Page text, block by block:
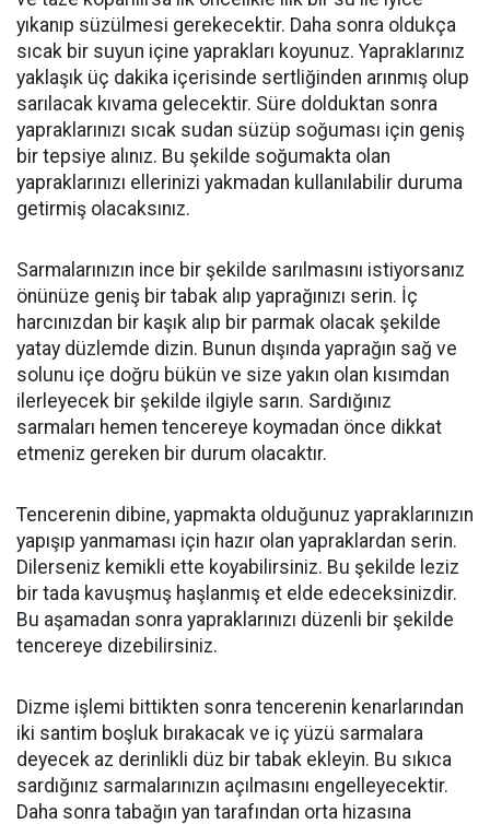
yıkanıp süzülmesi gerekecektir. Daha sonra oldukça
sıcak bir suyun içine yaprakları koyunuz. Yapraklarınız
yaklaşık üç dakika içerisinde sertliğinden arınmış olup
sarılacak kıvama gelecektir. Süre dolduktan sonra
yapraklarınızı sıcak sudan süzüp soğuması için geniş
bir tepsiye alınız. Bu şekilde soğumakta olan
yapraklarınızı ellerinizi yakmadan kullanılabilir duruma
getirmiş olacaksınız.
Sarmalarınızın ince bir şekilde sarılmasını istiyorsanız
önünüze geniş bir tabak alıp yaprağınızı serin. İç
harcınızdan bir kaşık alıp bir parmak olacak şekilde
yatay düzlemde dizin. Bunun dışında yaprağın sağ ve
solunu içe doğru bükün ve size yakın olan kısımdan
ilerleyecek bir şekilde ilgiyle sarın. Sardığınız
sarmaları hemen tencereye koymadan önce dikkat
etmeniz gereken bir durum olacaktır.
Tencerenin dibine, yapmakta olduğunuz yapraklarınızın
yapışıp yanmaması için hazır olan yapraklardan serin.
Dilerseniz kemikli ette koyabilirsiniz. Bu şekilde leziz
bir tada kavuşmuş haşlanmış et elde edeceksinizdir.
Bu aşamadan sonra yapraklarınızı düzenli bir şekilde
tencereye dizebilirsiniz.
Dizme işlemi bittikten sonra tencerenin kenarlarından
iki santim boşluk bırakacak ve iç yüzü sarmalara
deyecek az derinlikli düz bir tabak ekleyin. Bu sıkıca
sardığınız sarmalarınızın açılmasını engelleyecektir.
Daha sonra tabağın yan tarafından orta hizasına